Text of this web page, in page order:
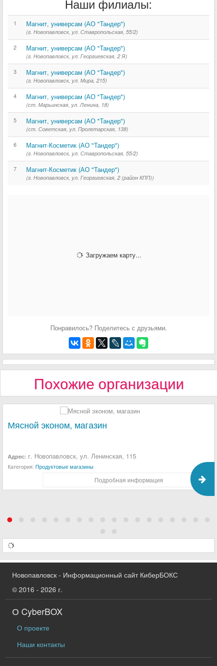
Наши филиалы:
1 Магнит, универсам (АО "Тандер")
(г. Новопавловск, ул. Ставропольская, 55/2)
2 Магнит, универсам (АО "Тандер")
(г. Новопавловск, ул. Георгиевская, 2 Я)
3 Магнит, универсам (АО "Тандер")
(г. Новопавловск, ул. Мира, 215)
4 Магнит, универсам (АО "Тандер")
(ст. Марьинская, ул. Ленина, 18)
5 Магнит, универсам (АО "Тандер")
(ст. Советская, ул. Пролетарская, 138)
6 Магнит-Косметик (АО "Тандер")
(г. Новопавловск, ул. Ставропольская, 55/2)
7 Магнит-Косметик (АО "Тандер")
(г. Новопавловск, ул. Георгиевская, 2 (район КПП))
Загружаем карту...
Понравилось? Поделитесь с друзьями.
Похожие организации
Мясной эконом, магазин
Адрес: г. Новопавловск, ул. Ленинская, 115
Категория: Продуктовые магазины
Подробная информация
Новопавловск - Информационный сайт КиберБОКС
© 2016 - 2026 г.
О CyberBOX
О проекте
Наши контакты